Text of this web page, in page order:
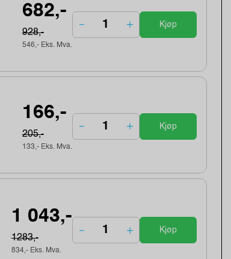
682,-
928,-
546,- Eks. Mva.
Kjøp
166,-
205,-
133,- Eks. Mva.
Kjøp
1 043,-
1283,-
834,- Eks. Mva.
Kjøp